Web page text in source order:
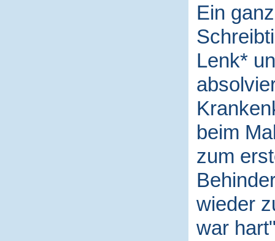
Ein
Lenk*
beim
zum
wieder
war